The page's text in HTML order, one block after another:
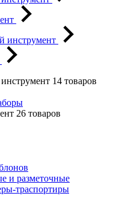
инструмент
14 товаров
26 товаров
и разметочные
траспортиры